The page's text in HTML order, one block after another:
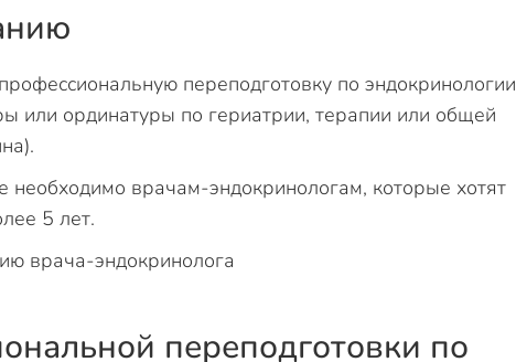
переподготовку по эндокринологии
или ординатуры по гериатрии, терапии или общей
необходимо врачам-эндокринологам, которые хотят
5 лет.
переподготовки по